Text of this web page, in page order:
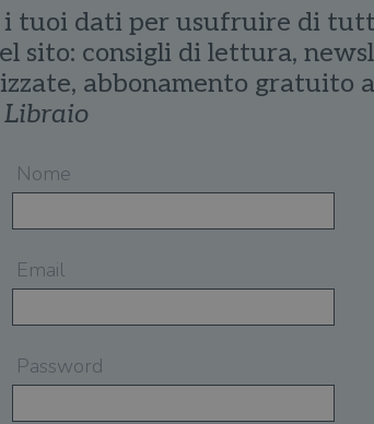
i tuoi dati per usufruire di
sito: consigli di lettura,
abbonamento gratuito
Nome
Email
Password